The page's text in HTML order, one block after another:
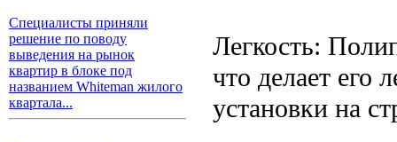
Специалисты приняли
решение по поводу
выведения на рынок
квартир в блоке под
названием Whiteman жилого
квартала...
Легкость:
что делает его
установки на